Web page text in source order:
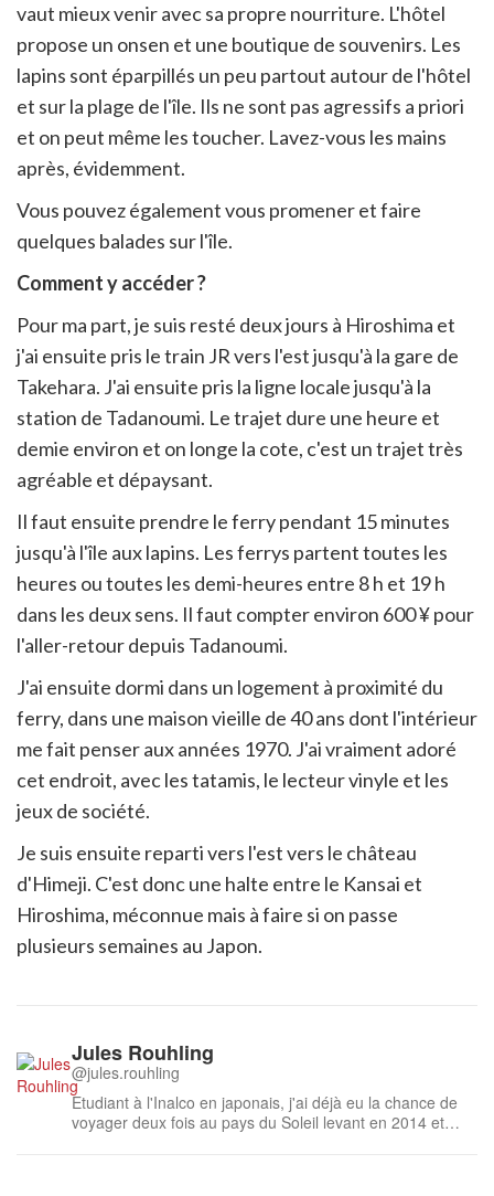
vaut mieux venir avec sa propre nourriture. L'hôtel
propose un onsen et une boutique de souvenirs. Les
lapins sont éparpillés un peu partout autour de l'hôtel
et sur la plage de l'île. Ils ne sont pas agressifs a priori
et on peut même les toucher. Lavez-vous les mains
après, évidemment.
Vous pouvez également vous promener et faire
quelques balades sur l'île.
Comment y accéder ?
Pour ma part, je suis resté deux jours à Hiroshima et
j'ai ensuite pris le train JR vers l'est jusqu'à la gare de
Takehara. J'ai ensuite pris la ligne locale jusqu'à la
station de Tadanoumi. Le trajet dure une heure et
demie environ et on longe la cote, c'est un trajet très
agréable et dépaysant.
Il faut ensuite prendre le ferry pendant 15 minutes
jusqu'à l'île aux lapins. Les ferrys partent toutes les
heures ou toutes les demi-heures entre 8 h et 19 h
dans les deux sens. Il faut compter environ 600 ¥ pour
l'aller-retour depuis Tadanoumi.
J'ai ensuite dormi dans un logement à proximité du
ferry, dans une maison vieille de 40 ans dont l'intérieur
me fait penser aux années 1970. J'ai vraiment adoré
cet endroit, avec les tatamis, le lecteur vinyle et les
jeux de société.
Je suis ensuite reparti vers l'est vers le château
d'Himeji. C'est donc une halte entre le Kansai et
Hiroshima, méconnue mais à faire si on passe
plusieurs semaines au Japon.
Jules Rouhling
@jules.rouhling
Etudiant à l'Inalco en japonais, j'ai déjà eu la chance de
voyager deux fois au pays du Soleil levant en 2014 et